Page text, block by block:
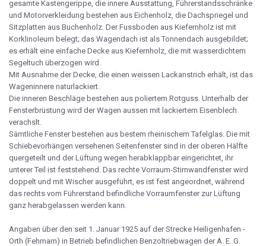
gesamte Kastengerippe, die innere Ausstattung, Führerstandsschränke
und Motorverkleidung bestehen aus Eichenholz, die Dachspriegel und
Sitzplatten aus Buchenholz. Der Fussboden aus Kiefernholz ist mit
Korklinoleum belegt; das Wagendach ist als Tonnendach ausgebildet;
es erhält eine einfache Decke aus Kiefernholz, die mit wasserdichtem
Segeltuch überzogen wird.
Mit Ausnahme der Decke, die einen weissen Lackanstrich erhält, ist das
Wageninnere naturlackiert.
Die inneren Beschläge bestehen aus poliertem Rotguss. Unterhalb der
Fensterbrüstung wird der Wagen aussen mit lackiertem Eisenblech
verachslt.
Sämtliche Fenster bestehen aus bestem rheinischem Tafelglas. Die mit
Schiebevorhängen versehenen Seitenfenster sind in der oberen Hälfte
quergeteilt und der Lüftung wegen herabklappbar eingerichtet, ihr
unterer Teil ist feststehend. Das rechte Vorraum-Stirnwandfenster wird
doppelt und mit Wischer ausgeführt, es ist fest angeordnet, während
das rechts vom Führerstand befindliche Vorraumfenster zur Lüftung
ganz herabgelassen werden kann.
Angaben über den seit 1. Januar 1925 auf der Strecke Heiligenhafen -
Orth (Fehmarn) in Betrieb befindlichen Benzoltriebwagen der A. E. G.